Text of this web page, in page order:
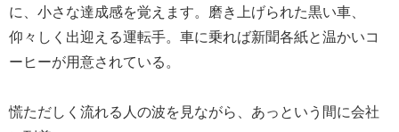
に、小さな達成感を覚えます。磨き上げられた黒い車、
仰々しく出迎える運転手。車に乗れば新聞各紙と温かいコ
ーヒーが用意されている。
慌ただしく流れる人の波を見ながら、あっという間に会社